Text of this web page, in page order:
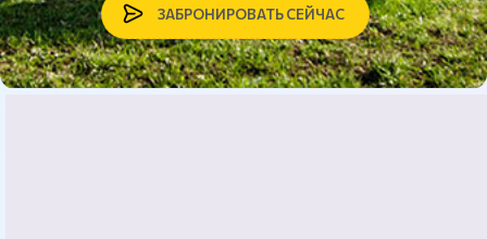
ЗАБРОНИРОВАТЬ СЕЙЧАС